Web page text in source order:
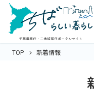
TOP 新着情報